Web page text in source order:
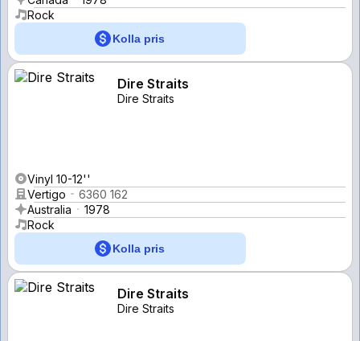
Rock
Kolla pris
Dire Straits
Dire Straits
Vinyl 10-12''
Vertigo
6360 162
Australia
1978
Rock
Kolla pris
Dire Straits
Dire Straits